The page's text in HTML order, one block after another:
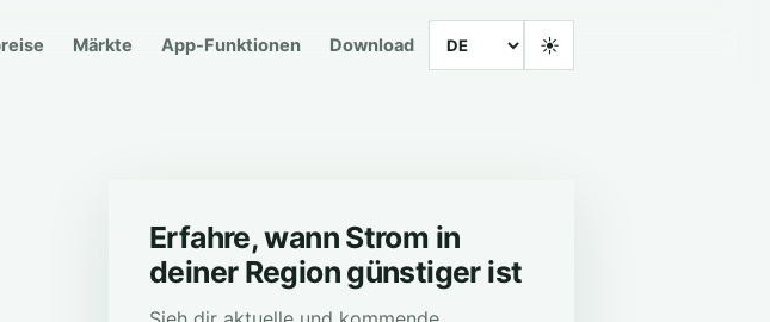
Märkte App-Funktionen Download Language ☀
Erfahre, wann Strom in
deiner Region günstiger ist